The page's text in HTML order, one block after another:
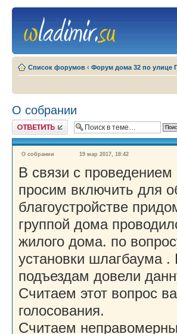
Список форумов ‹ Форум дома 32 по улице
О собрании
Ответить
О собрании 19 мар 2017, 18:42
В связи с
просим включить для
благоустройстве
группой дома
жилого дома. по
установки шлагбаума
подъездам довели
Считаем этот вопрос
голосования.
Считаем